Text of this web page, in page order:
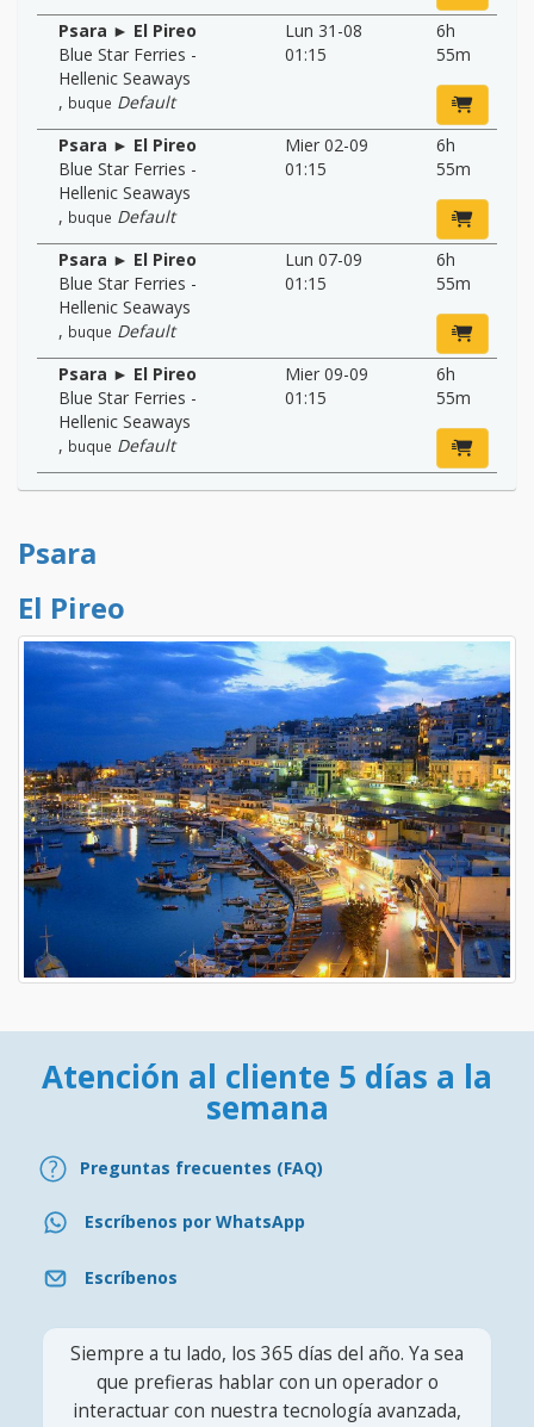
Psara ► El Pireo
Blue Star Ferries -
Hellenic Seaways
, buque Default
Lun 31-08
01:15
6h
55m
Psara ► El Pireo
Blue Star Ferries -
Hellenic Seaways
, buque Default
Mier 02-09
01:15
6h
55m
Psara ► El Pireo
Blue Star Ferries -
Hellenic Seaways
, buque Default
Lun 07-09
01:15
6h
55m
Psara ► El Pireo
Blue Star Ferries -
Hellenic Seaways
, buque Default
Mier 09-09
01:15
6h
55m
Psara
El Pireo
Atención al cliente 5 días a la
semana
Preguntas frecuentes (FAQ)
Escríbenos por WhatsApp
Escríbenos
Siempre a tu lado, los 365 días del año. Ya sea
que prefieras hablar con un operador o
interactuar con nuestra tecnología avanzada,